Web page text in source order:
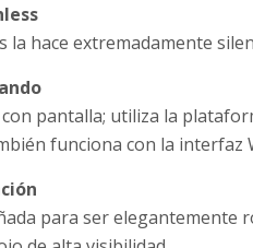
la hace extremadamente
pantalla; utiliza la
funciona con la interfaz
para ser elegantemente